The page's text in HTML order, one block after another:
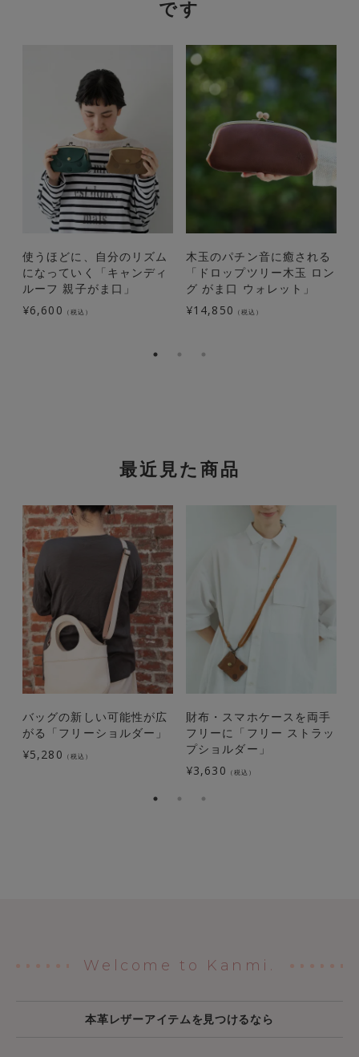
です
使うほどに、自分のリズム
になっていく「キャンディ
ルーフ 親子がま口」
¥6,600 （税込）
木玉のパチン音に癒される
「ドロップツリー木玉 ロン
グ がま口 ウォレット」
¥14,850 （税込）
最近見た商品
バッグの新しい可能性が広
がる「フリーショルダー」
¥5,280 （税込）
財布・スマホケースを両手
フリーに「フリー ストラッ
プショルダー」
¥3,630 （税込）
Welcome to Kanmi.
本革レザーアイテムを見つけるなら